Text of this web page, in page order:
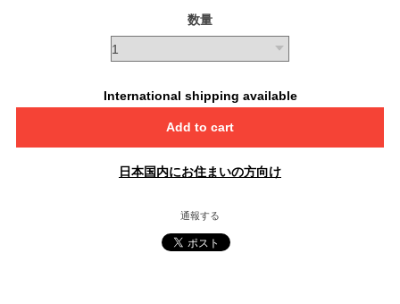
数量
International shipping available
Add to cart
日本国内にお住まいの方向け
通報する